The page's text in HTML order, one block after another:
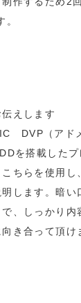
えします
DVP（アド
を搭載した
ちらを使用し
します。暗い
、しっかり内
き合って頂け